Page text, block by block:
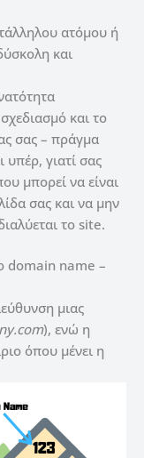
ατόμου ή
και
και το
σας – πράγμα
υπέρ, γιατί σας
μπορεί να είναι
σας και να μην
το site.
domain name –
μιας
), ενώ η
όπου μένει η